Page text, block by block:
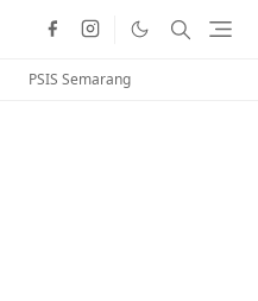
PSIS Semarang